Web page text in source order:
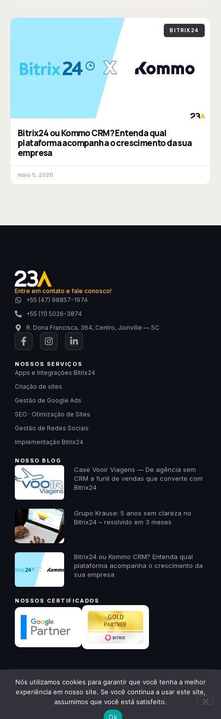
BITRIX24
Bitrix24 ou Kommo CRM? Entenda qual
plataforma acompanha o crescimento da sua
empresa
maio 5, 2026
Entre em contato e fale conosco!
+55 (47) 98857-1974
+55 (11) 5026-3874
R. Dona Francisca, 364, Centro, Joinville — SC
NOSSOS SERVIÇOS
Apps e Integrações Bitrix24
Criação de sites
Gestão de Google Ads
SEO · Otimização de Sites
Gestão de Redes Sociais
Implementação Bitrix24
NOSSO BLOG
Case Vooir Viagens — De agência sem
CRM a funil de vendas que converte com
Bitrix24
Grupo Krause: 5 anos sem clareza no
Bitrix24 – resolvido em 3 meses
Bitrix24 ou Kommo CRM? Entenda qual
plataforma acompanha o crescimento da
sua empresa
NOSSOS CERTIFICADOS
© 2026 23A Digital · Todos os direitos reservados ·23a.com.br
Política de PrivacidadeVoltar ao início ↑
Quer receber um diagnóstico
gratuito da sua empresa? Me
chama aqui!
✕
Nós utilizamos cookies para garantir que você tenha a melhor
experiência em nosso site. Se você continua a usar este site,
assumimos que você está satisfeito.
Ok